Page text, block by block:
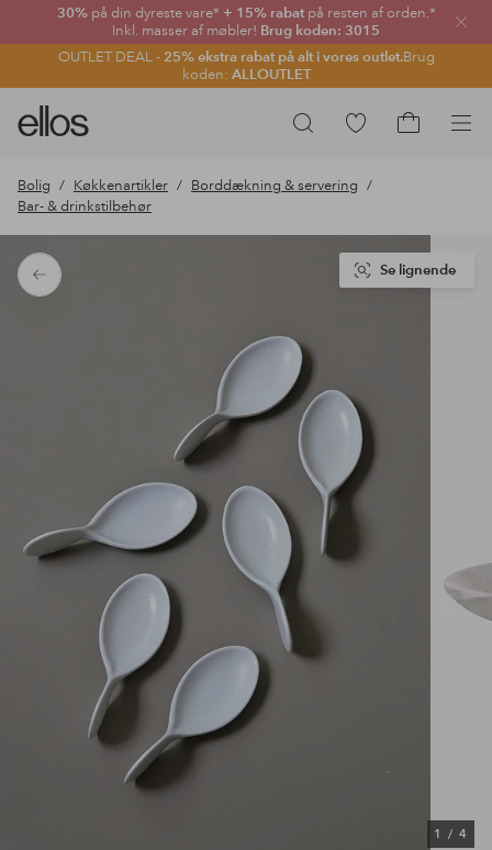
30% på din dyreste vare* + 15% rabatpå resten af orden.*
Inkl. masser af møbler! Brug koden: 3015
OUTLET DEAL - 25% ekstra rabat på alt i vores outlet.Brug
koden: ALLOUTLET
Luk
Søg
Ellos
logo
gå
forsiden
Gå
produkter
Bolig Køkkenartikler
Borddækning & servering
Bar- & drinkstilbehør
Tilbage
1 / 4
Se lignende